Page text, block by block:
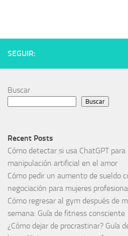
SEGUIR:
Buscar
Buscar
Recent Posts
Cómo detectar si usa ChatGPT
manipulación artificial en el amor
Cómo pedir un aumento de sueldo
negociación para mujeres
Cómo regresar al gym después de
semana: Guía de fitness consciente
¿Cómo dejar de procrastinar? Guía